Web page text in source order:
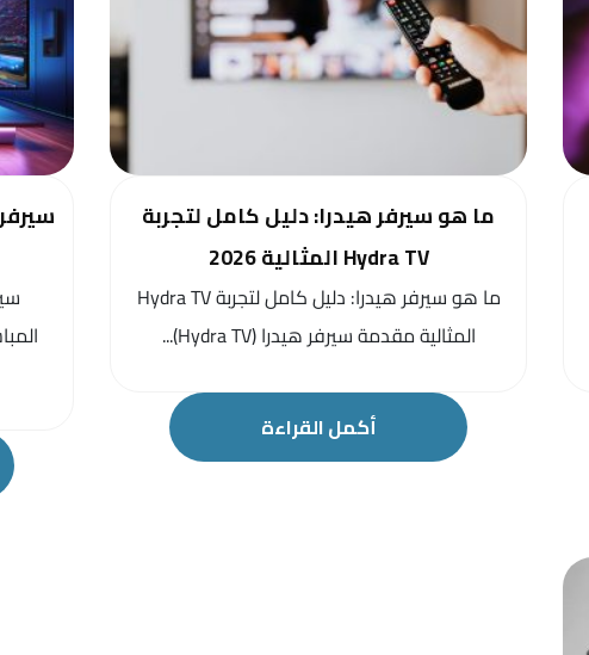
ما هو سيرفر هيدرا: دليل كامل لتجربة
Hydra TV المثالية 2026
ما هو سيرفر هيدرا: دليل كامل لتجربة Hydra TV
المثالية مقدمة سيرفر هيدرا (Hydra TV)...
أكمل القراءة